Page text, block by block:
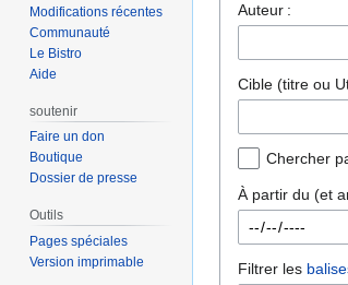
Auteur :
Cible (titre ou
Chercher
À partir du (et
Filtrer les
Modifications récentes
Communauté
Le Bistro
Aide
soutenir
Faire un don
Boutique
Dossier de presse
Outils
Pages spéciales
Version imprimable